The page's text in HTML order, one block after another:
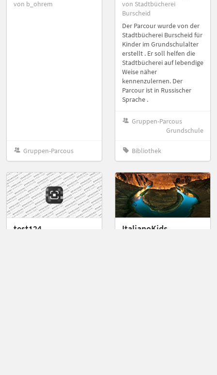
von b_ohrem
Gruppen-Parcous
von Stadtbücherei
Burscheid
Der Parcour wurde von der
Stadtbücherei Burscheid für
Kinder im Grundschulalter
erstellt . Er soll helfen die
Stadtbücherei auf lebendige
Weise näher
kennenzulernen. Der
Parcour ist in Russischer
Sprache .
Gruppen-Parcous
Grundschule
Bibliothek
test124 ItalianoKids